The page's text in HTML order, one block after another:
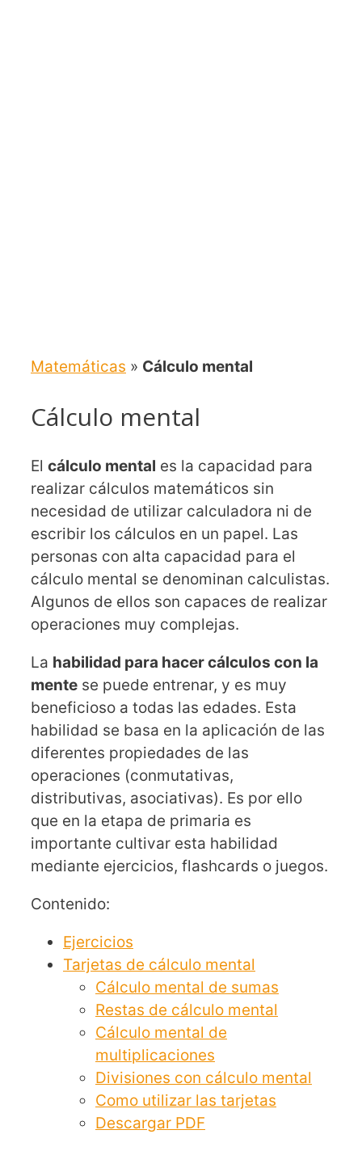
Matemáticas » Cálculo mental
Cálculo mental
El cálculo mental es la capacidad para
realizar cálculos matemáticos sin
necesidad de utilizar calculadora ni de
escribir los cálculos en un papel. Las
personas con alta capacidad para el
cálculo mental se denominan calculistas.
Algunos de ellos son capaces de realizar
operaciones muy complejas.
La habilidad para hacer cálculos con la
mente se puede entrenar, y es muy
beneficioso a todas las edades. Esta
habilidad se basa en la aplicación de las
diferentes propiedades de las
operaciones (conmutativas,
distributivas, asociativas). Es por ello
que en la etapa de primaria es
importante cultivar esta habilidad
mediante ejercicios, flashcards o juegos.
Contenido:
Ejercicios
Tarjetas de cálculo mental
Cálculo mental de sumas
Restas de cálculo mental
Cálculo mental de
multiplicaciones
Divisiones con cálculo mental
Como utilizar las tarjetas
Descargar PDF